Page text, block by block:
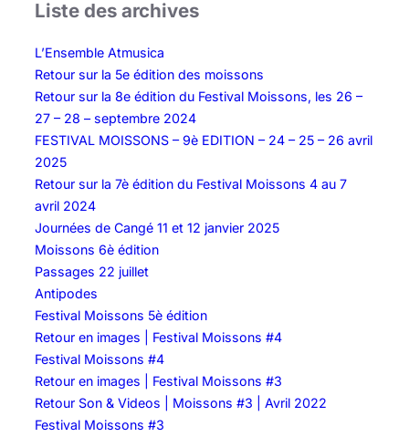
Liste des archives
L’Ensemble Atmusica
Retour sur la 5e édition des moissons
Retour sur la 8e édition du Festival Moissons, les 26 –
27 – 28 – septembre 2024
FESTIVAL MOISSONS – 9è EDITION – 24 – 25 – 26 avril
2025
Retour sur la 7è édition du Festival Moissons 4 au 7
avril 2024
Journées de Cangé 11 et 12 janvier 2025
Moissons 6è édition
Passages 22 juillet
Antipodes
Festival Moissons 5è édition
Retour en images | Festival Moissons #4
Festival Moissons #4
Retour en images | Festival Moissons #3
Retour Son & Videos | Moissons #3 | Avril 2022
Festival Moissons #3